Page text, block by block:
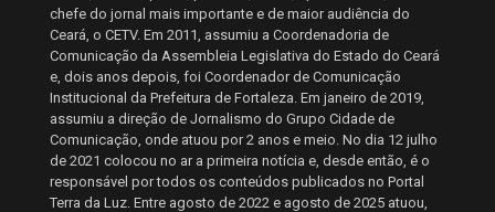
chefe do jornal mais importante e de maior audiência do
Ceará, o CETV. Em 2011, assumiu a Coordenadoria de
Comunicação da Assembleia Legislativa do Estado do Ceará
e, dois anos depois, foi Coordenador de Comunicação
Institucional da Prefeitura de Fortaleza. Em janeiro de 2019,
assumiu a direção de Jornalismo do Grupo Cidade de
Comunicação, onde atuou por 2 anos e meio. No dia 12 julho
de 2021 colocou no ar a primeira notícia e, desde então, é o
responsável por todos os conteúdos publicados no Portal
Terra da Luz. Entre agosto de 2022 e agosto de 2025 atuou,